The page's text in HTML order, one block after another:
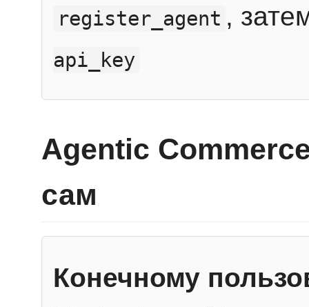
register_agent ,
api_key
Agentic
сам
Конечному